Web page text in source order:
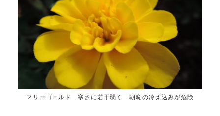
マリーゴールド 寒さに若干弱く 朝晩の冷え込みが危険